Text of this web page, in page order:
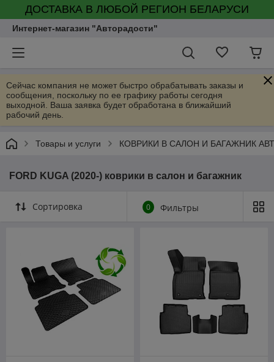
ДОСТАВКА В ЛЮБОЙ РЕГИОН БЕЛАРУСИ
Интернет-магазин "Авторадости"
Сейчас компания не может быстро обрабатывать заказы и
сообщения, поскольку по ее графику работы сегодня
выходной. Ваша заявка будет обработана в ближайший
рабочий день.
Товары и услуги КОВРИКИ В САЛОН И БАГАЖНИК
FORD KUGA (2020-) коврики в салон и багажник
Сортировка 0 Фильтры